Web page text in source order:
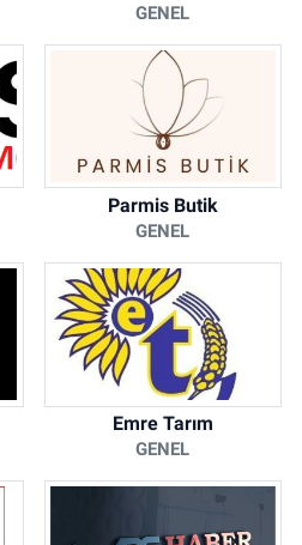
GENEL
Parmis Butik
GENEL
Emre Tarım
GENEL